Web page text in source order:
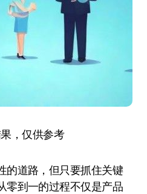
，仅供参考
的道路，但只要抓住关键
零到一的过程不仅是产品